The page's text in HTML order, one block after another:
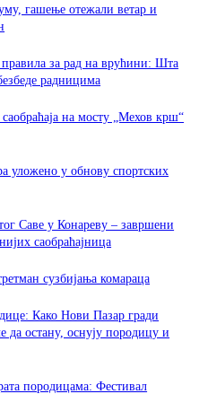
гашење отежали ветар и
за рад на врућини: Шта
радницима
на мосту „Мехов крш“
уложено у обнову спортских
Саве у Конареву – завршени
саобраћајница
сузбијања комараца
Како Нови Пазар гради
остану, оснују породицу и
породицама: Фестивал